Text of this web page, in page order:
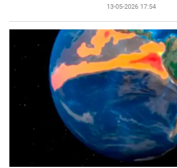
13-05-2026 17:54